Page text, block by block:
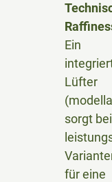
Ein
Lüfter
sorgt bei
für eine